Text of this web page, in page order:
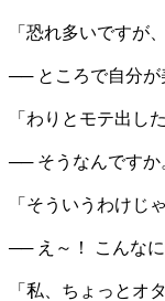
「恐れ多いですが
── ところで自分が
「わりとモテ出し
── そうなんですか
「そういうわけじ
── え～！ こんな
「私、ちょっとオ